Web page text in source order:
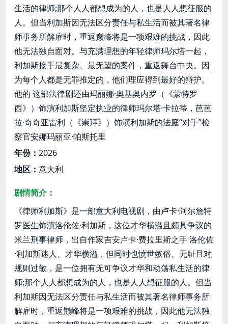
生活的律师;那个人人都想成为的人，也是人人想征服的
人。但当利加斯因无法区分责任与私生活而被其著名律
师事务所解雇时，重返巅峰将是一项艰难的挑战，因此
他无法独自面对。与充满理想的年轻律师玛尔塔一起，
利加斯接手最复杂、最无望的案件，重返舞台中央。因
为每个人都是无罪推定的，他们理应得到最好的辩护。
他的 这部法律剧还由玛丽娜·奥基奥内罗（《蒙特罗
西》）饰演利加斯坚定执业的律师玛尔塔·卡拉蒂，芭芭
拉·奇奇亚雷利（《崇拜》）饰演利加斯的法庭“对手”检
察官安娜玛丽亚·帕斯托里
年份： 2026
地区： 意大利
剧情简介：
《律师利加斯》是一部意大利电视剧，由卢卡·阿尔詹特
罗医生饰演洛伦佐·利加斯，这位才华横溢且颇具争议的
米兰刑事律师，出自作家吉安卢卡·费拉里斯之手 洛伦佐
·利加斯迷人、才华横溢，但同时也愤世嫉俗、无耻且对
规则过敏，是一位拥有无可争议才华和动荡私生活的律
师;那个人人都想成为的人，也是人人想征服的人。但当
利加斯因无法区分责任与私生活而被其著名律师事务所
解雇时，重返巅峰将是一项艰难的挑战，因此他无法独